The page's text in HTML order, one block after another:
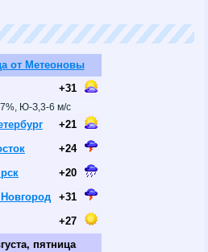
от Метеоновы
+31
Ю-З,3-6 м/с
+21
+24
+20
+31
+27
пятница